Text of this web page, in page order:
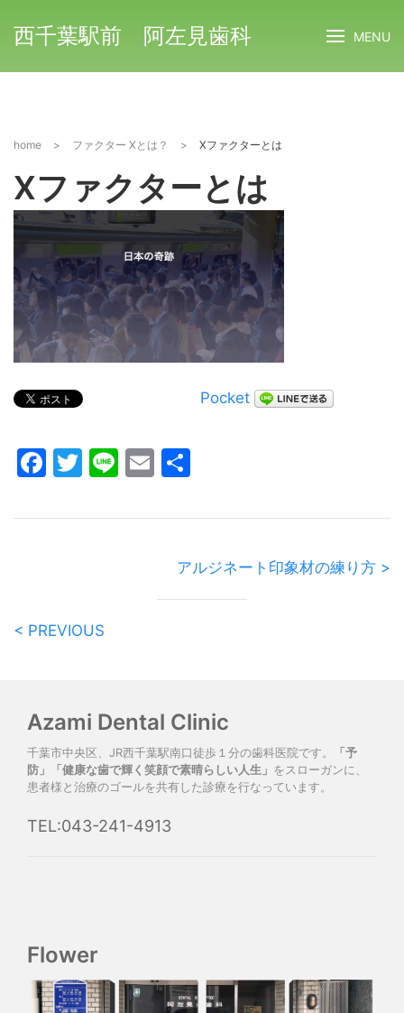
西千葉駅前 阿左見歯科 MENU
home > ファクター Xとは？ > Xファクターとは
Xファクターとは
Pocket
Facebook
Twitter
LineEmail
アルジネート印象材の練り方 >
< PREVIOUS
Azami Dental Clinic
千葉市中央区、JR西千葉駅南口徒歩１分の歯科医院です。
「予
防」「健康な歯で輝く笑顔で素晴らしい人生」 をスローガンに、
患者様と治療のゴールを共有した診療を行なっています。
TEL:043-241-4913
Flower